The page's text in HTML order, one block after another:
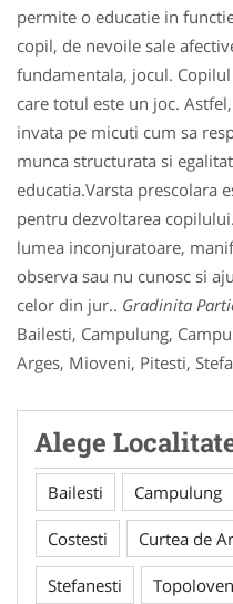
permite o educatie in
copil, de nevoile sale
fundamentala, jocul.
care totul este un joc.
invata pe micuti cum sa
munca structurata si
educatia.Varsta prescolara
pentru dezvoltarea
lumea inconjuratoare,
observa sau nu cunosc si
celor din jur.. Gradinita
Bailesti, Campulung,
Arges, Mioveni, Pitesti,
Alege
Bailesti Campulung
Costesti Curtea de
Stefanesti